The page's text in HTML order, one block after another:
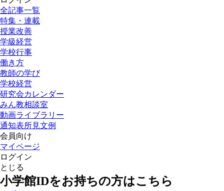
全記事一覧
特集・連載
授業改善
学級経営
学校行事
働き方
教師の学び
学校経営
研究会カレンダー
みん教相談室
動画ライブラリー
通知表所見文例
会員向け
マイページ
ログイン
とじる
小学館IDをお持ちの方はこちら